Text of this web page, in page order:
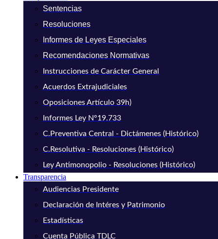
Sentencias
Resoluciones
Informes de Leyes Especiales
Recomendaciones Normativas
Instrucciones de Carácter General
Acuerdos Extrajudiciales
Oposiciones Artículo 39h)
Informes Ley N°19.733
C.Preventiva Central - Dictámenes (Histórico)
C.Resolutiva - Resoluciones (Histórico)
Ley Antimonopolio - Resoluciones (Histórico)
Transparencia
Audiencias Presidente
Declaración de Intéres y Patrimonio
Estadísticas
Cuenta Pública TDLC